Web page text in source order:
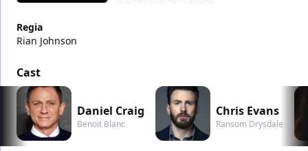
Regia
Rian Johnson
Cast
Daniel Craig
Benoit Blanc
Chris Evans
Ransom Drysdale